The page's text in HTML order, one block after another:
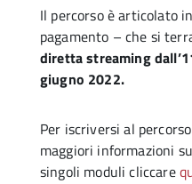
Il percorso è articolato
pagamento – che si
diretta streaming
giugno 2022.
Per iscriversi al
maggiori informazioni
singoli moduli cliccare